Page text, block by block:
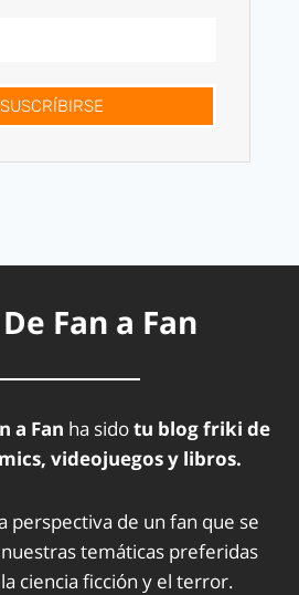
SUSCRÍBIRSE
Fan a Fan
a Fan ha sidotu blog friki de
videojuegos y libros.
perspectiva de un fan que se
temáticas preferidas
ciencia ficción y el terror.